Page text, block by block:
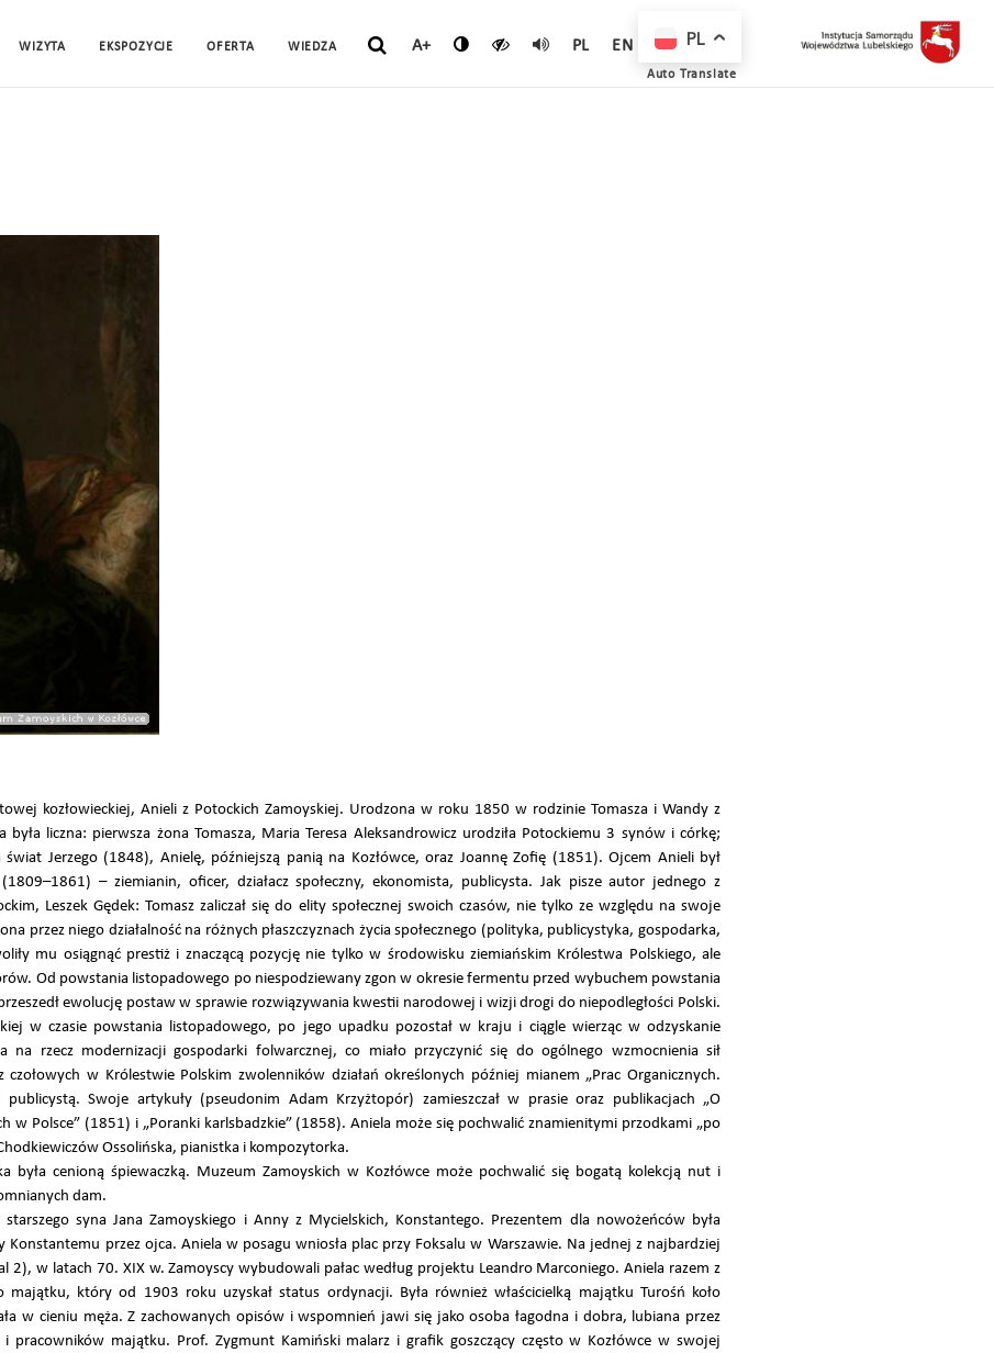
WIZYTA EKSPOZYCJE OFERTA WIEDZA A+ PL EN
kozłowieckiej, Anieli z Potockich Zamoyskiej. Urodzona w roku 1850 w rodzinie Tomasza i Wandy z
była liczna: pierwsza żona Tomasza, Maria Teresa Aleksandrowicz urodziła Potockiemu 3 synów i córkę;
Jerzego (1848), Anielę, późniejszą panią na Kozłówce, oraz Joannę Zofię (1851). Ojcem Anieli był
– ziemianin, oficer, działacz społeczny, ekonomista, publicysta. Jak pisze autor jednego z
Leszek Gędek: Tomasz zaliczał się do elity społecznej swoich czasów, nie tylko ze względu na swoje
przez niego działalność na różnych płaszczyznach życia społecznego (polityka, publicystyka, gospodarka,
mu osiągnąć prestiż i znaczącą pozycję nie tylko w środowisku ziemiańskim Królestwa Polskiego, ale
Od powstania listopadowego po niespodziewany zgon w okresie fermentu przed wybuchem powstania
ewolucję postaw w sprawie rozwiązywania kwestii narodowej i wizji drogi do niepodległości Polski.
w czasie powstania listopadowego, po jego upadku pozostał w kraju i ciągle wierząc w odzyskanie
na rzecz modernizacji gospodarki folwarcznej, co miało przyczynić się do ogólnego wzmocnienia sił
w Królestwie Polskim zwolenników działań określonych później mianem „Prac Organicznych.
publicystą. Swoje artykuły (pseudonim Adam Krzyżtopór) zamieszczał w prasie oraz publikacjach „O
w Polsce” (1851) i „Poranki karlsbadzkie” (1858). Aniela może się pochwalić znamienitymi przodkami „po
Ossolińska, pianistka i kompozytorka.
była cenioną śpiewaczką. Muzeum Zamoyskich w Kozłówce może pochwalić się bogatą kolekcją nut i
dam.
syna Jana Zamoyskiego i Anny z Mycielskich, Konstantego. Prezentem dla nowożeńców była
Konstantemu przez ojca. Aniela w posagu wniosła plac przy Foksalu w Warszawie. Na jednej z najbardziej
2), w latach 70. XIX w. Zamoyscy wybudowali pałac według projektu Leandro Marconiego. Aniela razem z
majątku, który od 1903 roku uzyskał status ordynacji. Była również właścicielką majątku Turośń koło
w cieniu męża. Z zachowanych opisów i wspomnień jawi się jako osoba łagodna i dobra, lubiana przez
i pracowników majątku. Prof. Zygmunt Kamiński malarz i grafik goszczący często w Kozłówce w swojej
PL
Auto Translate